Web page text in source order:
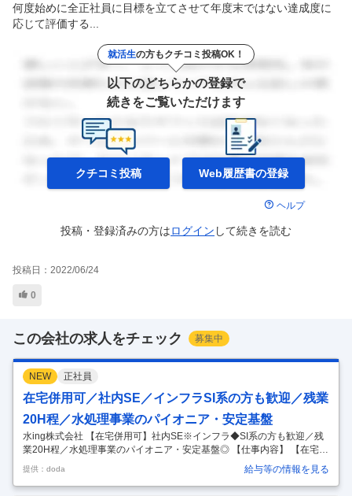
何度始めに全正社員に目標を立てさせて年度末ではない達成度に
応じて評価する...
就活生の方もクチコミ投稿OK！
以下のどちらかの登録で
続きをご覧いただけます
クチコミ投稿 Web履歴書の登録
ヘルプ
投稿・登録済みの方はログイン して続きを読む
投稿日： 2022/06/24
0
この会社の求人をチェック 募集中
NEW 正社員
在宅併用可／社内SE／インフラSI系の方も歓迎／残業
20H程／水処理事業のパイオニア・安定基盤
水ing株式会社 【在宅併用可】社内SE※インフラ◆SI系の方も歓迎／残
業20H程／水処理事業のパイオニア・安定基盤◎ 【仕事内容】 【在宅併
用可】社内SE※インフラ◆SI系の方も歓迎／残業20H程／水処理事業の
パイオニア・安定基盤◎ 【具体的な仕事内容】 ～インフラを支える水処
理事業のパイオニア／将来的にPM・PLを目指せる／社員数4300名、年
提供：doda 給与等の情報を見る